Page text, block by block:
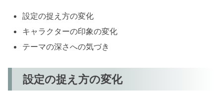
設定の捉え方の変化
キャラクターの印象の変化
テーマの深さへの気づき
設定の捉え方の変化